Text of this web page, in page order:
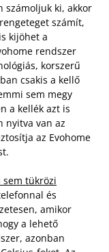
számoljuk ki, akkor
számít,
kijöhet a
rendszer
korszerű
csakis a kellő
sem megy
a kellék azt is
nyitva van az
az Evohome
sem tükrözi
és
amikor
a lehető
azonban